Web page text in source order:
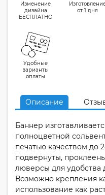
Изменение
дизайна
БЕСПЛАТНО
от 1 дня
Удобные
варианты
оплаты
Описание
Баннер
полноцветной
печатью качеством до
подвернуты,
люверсы для удобства
Возможно крепления
использование как